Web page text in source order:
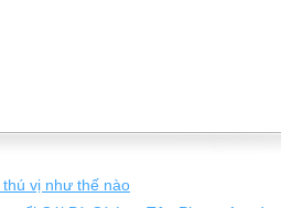
vị như thế nào